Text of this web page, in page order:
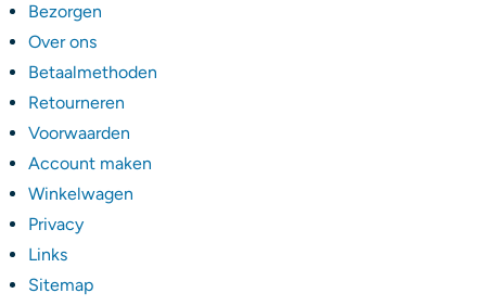
Bezorgen
Over ons
Betaalmethoden
Retourneren
Voorwaarden
Account maken
Winkelwagen
Privacy
Links
Sitemap